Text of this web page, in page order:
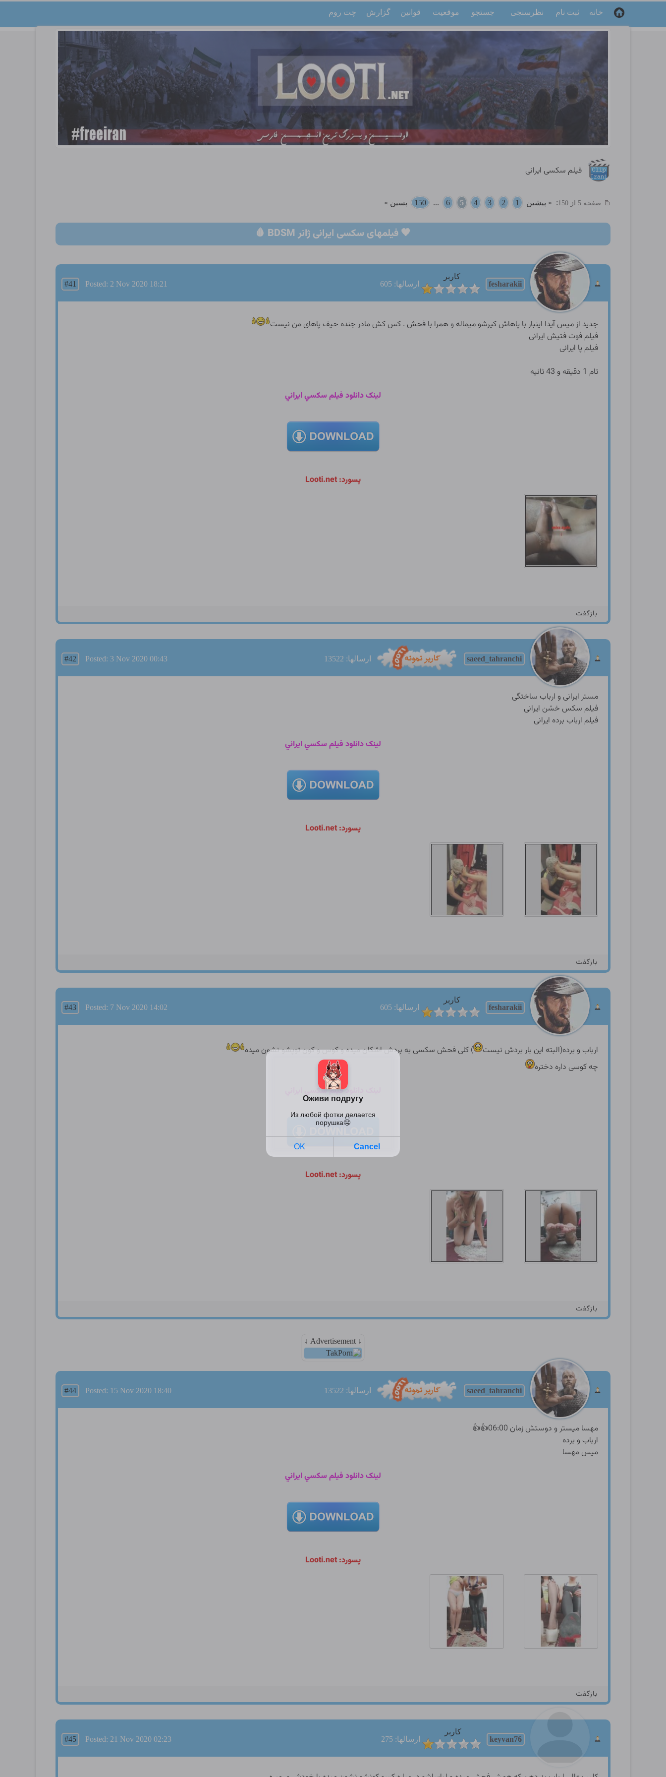
خانه ثبت نام نظرسنجی جستجو موقعیت قوانین گزارش چت روم
فیلم سکسی ایرانی
صفحه 5 از 150 : « پیشین 1
2
3
4
5
6
...
150 پسین »
🖤 فیلمهای سکسی ایرانی ژانر BDSM 🩸
fesharakii
کاربر
ارسالها: 605
#41 Posted: 2 Nov 2020 18:21
جدید از میس آیدا اینبار با پاهاش کیرشو میماله و همرا با فحش . کس کش مادر جنده حیف پاهای من نیست
فیلم فوت فتیش ایرانی
فیلم پا ایرانی
تام 1 دقیقه و 43 ثانیه
لينک دانلود فيلم سکسي ايراني
پسورد: Looti.net
بازگفت
saeed_tahranchi ارسالها: 13522 #42 Posted: 3 Nov 2020 00:43
مستر ایرانی و ارباب ساختگی
فیلم سکس خشن ایرانی
فیلم ارباب برده ایرانی
لينک دانلود فيلم سکسي ايراني
پسورد: Looti.net
بازگفت
fesharakii
کاربر
ارسالها: 605
#43 Posted: 7 Nov 2020 14:02
ارباب و برده(البته این بار بردش نیست
) کلی فحش سکسی به بردش اشکان میده و کوس و کون توپشو نشون میده
چه کوسی داره دختره
لينک دانلود فيلم سکسي ايراني
پسورد: Looti.net
بازگفت
↓ Advertisement ↓
saeed_tahranchi ارسالها: 13522 #44 Posted: 15 Nov 2020 18:40
مهسا میستر و دوستش زمان 06:00👍👍
ارباب و برده
میس مهسا
لينک دانلود فيلم سکسي ايراني
پسورد: Looti.net
بازگفت
keyvan76
کاربر
ارسالها: 275
#45 Posted: 21 Nov 2020 02:23